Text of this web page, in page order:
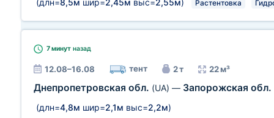
(длн=8,5м шир=2,45м выс=2,55м) Растентовка
7 минут назад
12.08–16.08 тент 2 т 22 м³
Днепропетровская обл. (UA) — Запорожская обл.
(длн=4,8м шир=2,1м выс=2,2м)